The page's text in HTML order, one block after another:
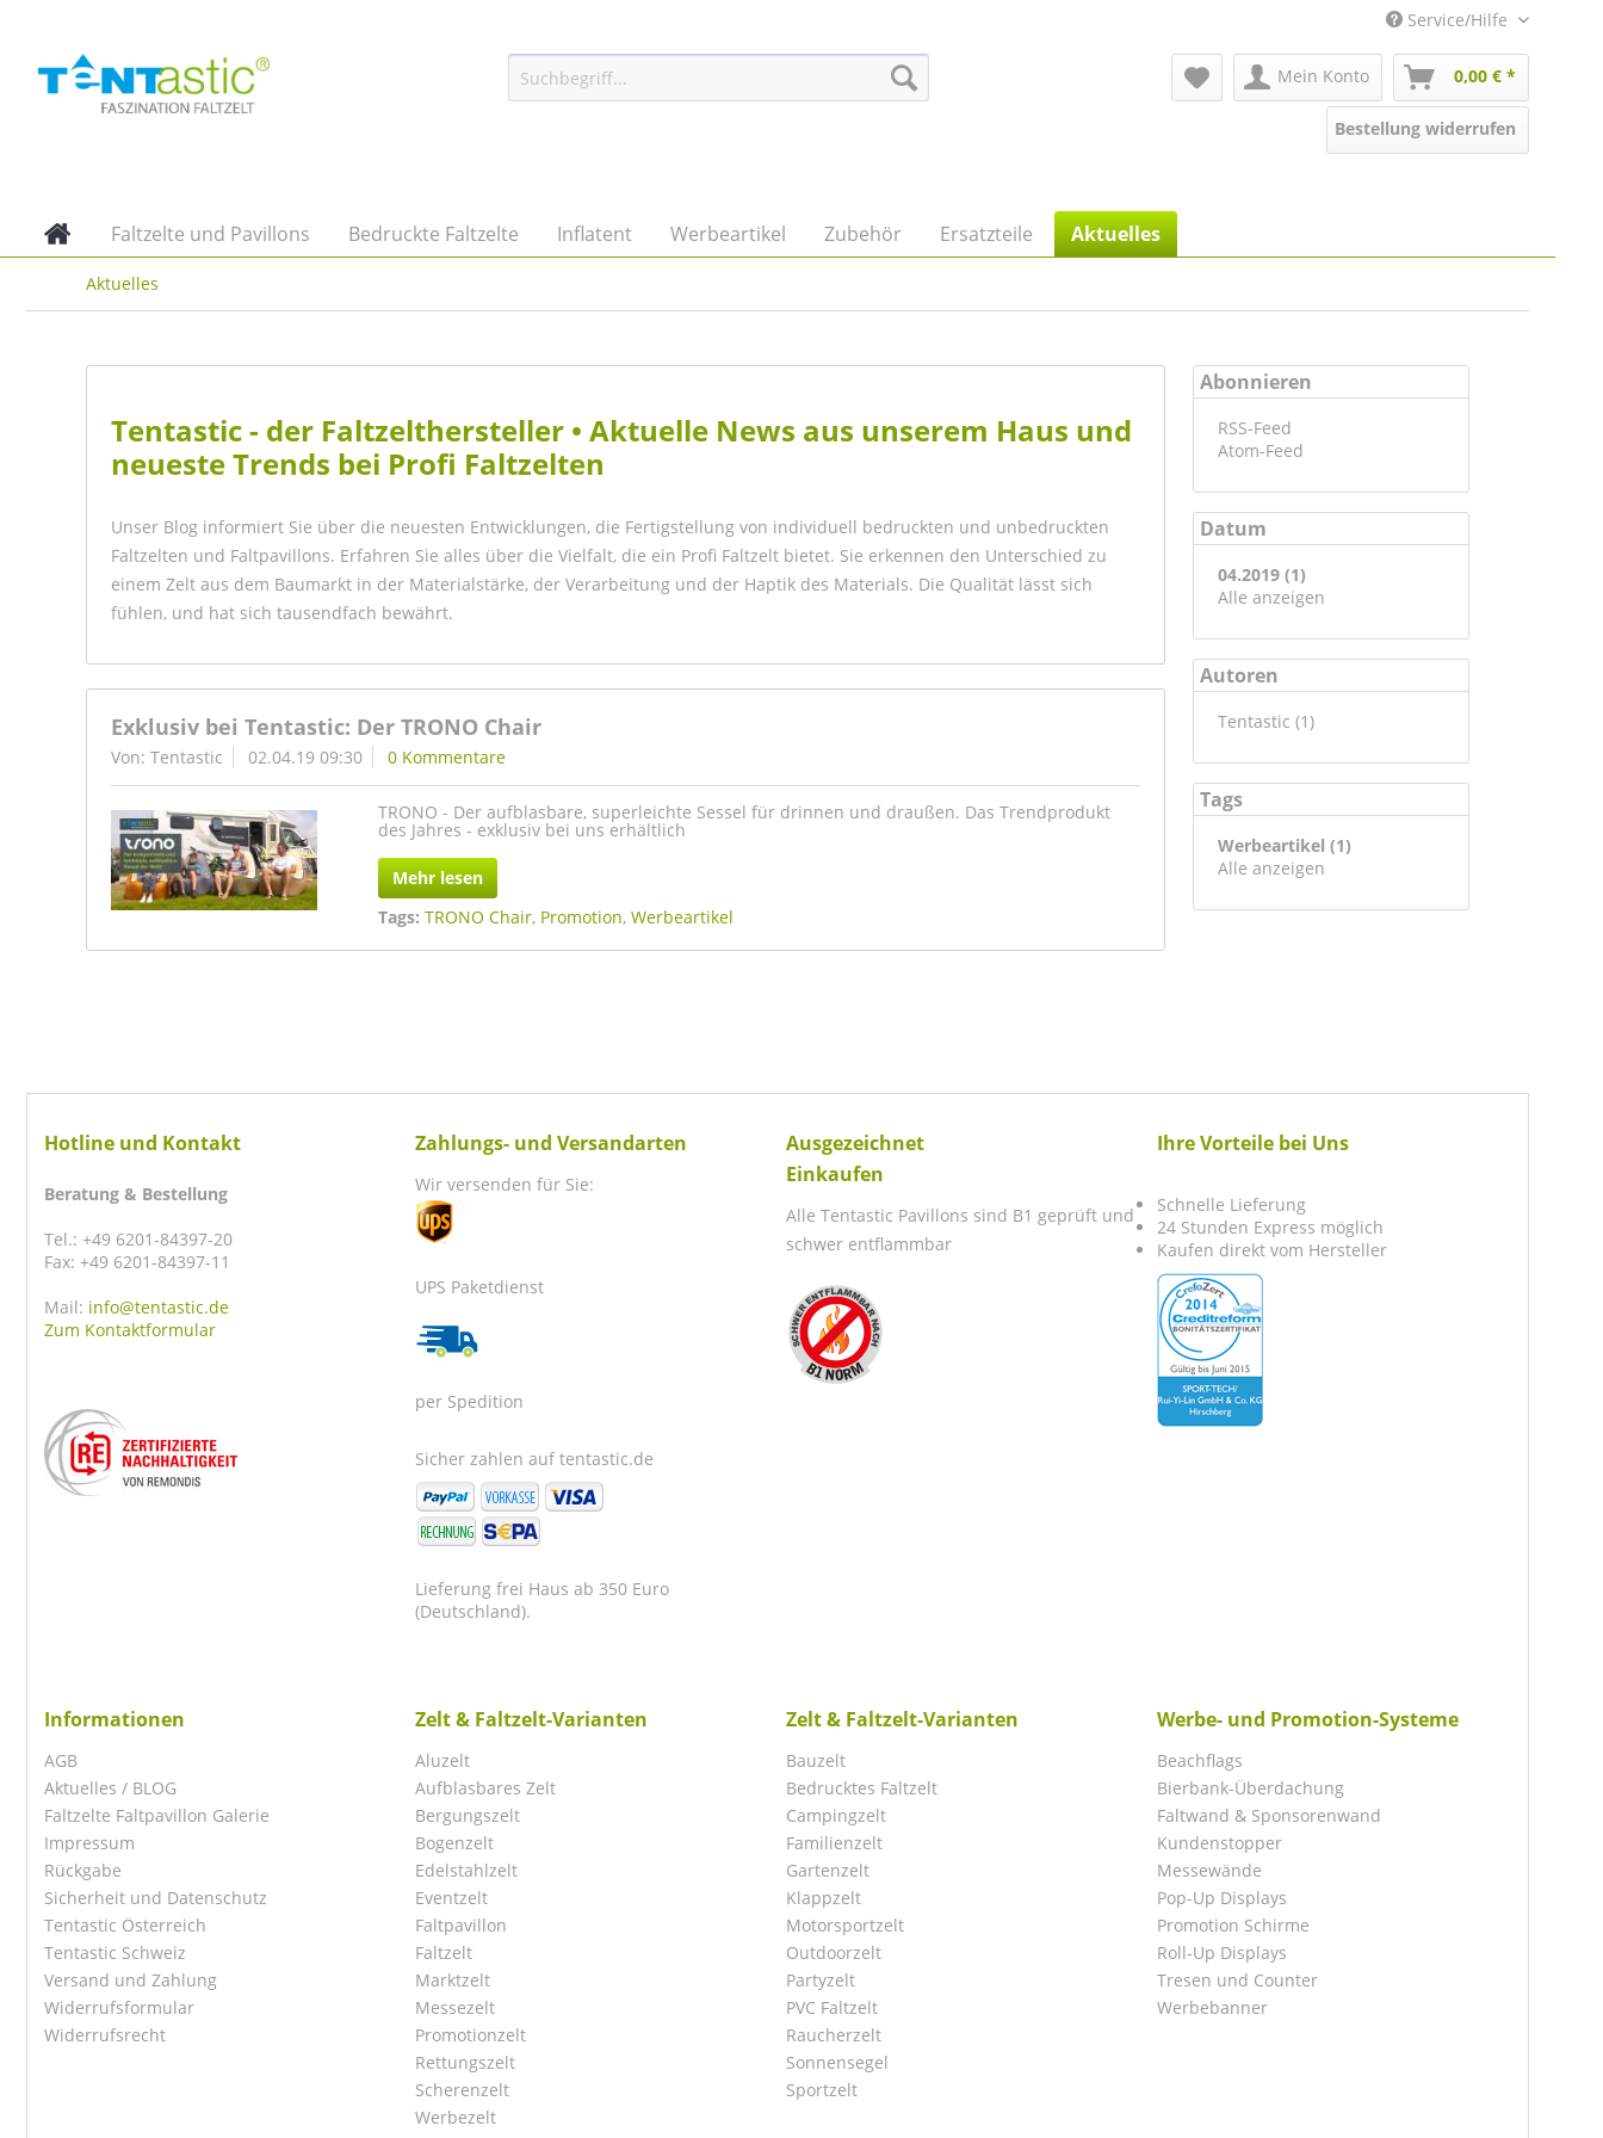
Service/Hilfe
Mein Konto 0,00 € *
Bestellung widerrufen
Faltzelte und Pavillons Bedruckte Faltzelte Inflatent Werbeartikel Zubehör Ersatzteile Aktuelles
Aktuelles
Abonnieren
RSS-Feed
Atom-Feed
Datum
04.2019 (1)
Alle anzeigen
Autoren
Tentastic (1)
Tags
Werbeartikel (1)
Alle anzeigen
Tentastic - der Faltzelthersteller • Aktuelle News aus unserem Haus und
neueste Trends bei Profi Faltzelten
Unser Blog informiert Sie über die neuesten Entwicklungen, die Fertigstellung von individuell bedruckten und unbedruckten
Faltzelten und Faltpavillons. Erfahren Sie alles über die Vielfalt, die ein Profi Faltzelt bietet. Sie erkennen den Unterschied zu
einem Zelt aus dem Baumarkt in der Materialstärke, der Verarbeitung und der Haptik des Materials. Die Qualität lässt sich
fühlen, und hat sich tausendfach bewährt.
Exklusiv bei Tentastic: Der TRONO Chair
Von: Tentastic 02.04.19 09:30 0 Kommentare
TRONO - Der aufblasbare, superleichte Sessel für drinnen und draußen. Das Trendprodukt
des Jahres - exklusiv bei uns erhältlich
Mehr lesen
Tags: TRONO Chair, Promotion,Werbeartikel
Hotline und Kontakt
Beratung & Bestellung
Tel.: +49 6201-84397-20
Fax: +49 6201-84397-11
Mail: info@tentastic.de
Zum Kontaktformular
Zahlungs- und Versandarten
Wir versenden für Sie:
UPS Paketdienst
per Spedition
Sicher zahlen auf tentastic.de
Lieferung frei Haus ab 350 Euro
(Deutschland).
Ausgezeichnet
Einkaufen
Alle Tentastic Pavillons sind B1 geprüft und
schwer entflammbar
Ihre Vorteile bei Uns
Schnelle Lieferung
24 Stunden Express möglich
Kaufen direkt vom Hersteller
Informationen
AGB
Aktuelles / BLOG
Faltzelte Faltpavillon Galerie
Impressum
Rückgabe
Sicherheit und Datenschutz
Tentastic Österreich
Tentastic Schweiz
Versand und Zahlung
Widerrufsformular
Widerrufsrecht
Zelt & Faltzelt-Varianten
Aluzelt
Aufblasbares Zelt
Bergungszelt
Bogenzelt
Edelstahlzelt
Eventzelt
Faltpavillon
Faltzelt
Marktzelt
Messezelt
Promotionzelt
Rettungszelt
Scherenzelt
Werbezelt
Zelt & Faltzelt-Varianten
Bauzelt
Bedrucktes Faltzelt
Campingzelt
Familienzelt
Gartenzelt
Klappzelt
Motorsportzelt
Outdoorzelt
Partyzelt
PVC Faltzelt
Raucherzelt
Sonnensegel
Sportzelt
Werbe- und Promotion-Systeme
Beachflags
Bierbank-Überdachung
Faltwand & Sponsorenwand
Kundenstopper
Messewände
Pop-Up Displays
Promotion Schirme
Roll-Up Displays
Tresen und Counter
Werbebanner